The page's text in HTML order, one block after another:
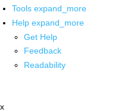
Tools expand_more
Help expand_more
Get Help
Feedback
Readability
x